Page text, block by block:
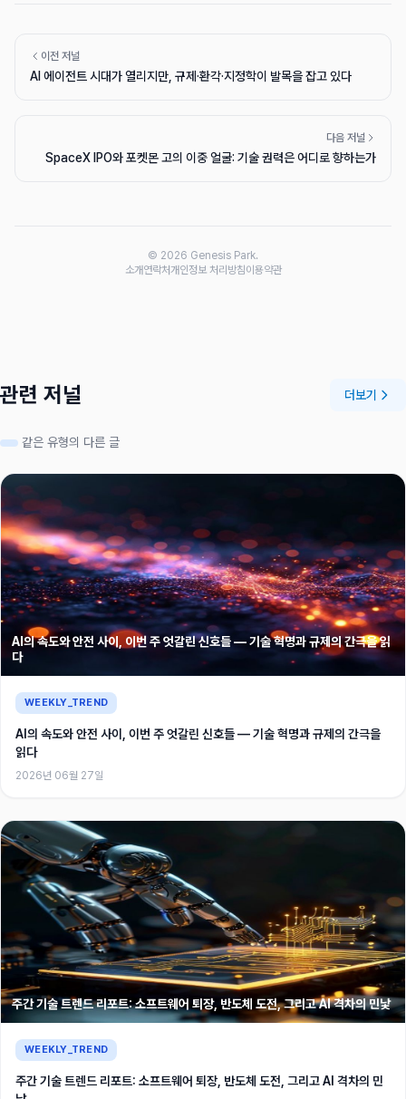
이전 저널
AI 에이전트 시대가 열리지만, 규제·환각·지정학이 발목을 잡고 있다
다음 저널
SpaceX IPO와 포켓몬 고의 이중 얼굴: 기술 권력은 어디로 향하는가
© 2026 Genesis Park.
소개연락처개인정보 처리방침이용약관
관련 저널 더보기
같은 유형의 다른 글
AI의 속도와 안전 사이, 이번 주 엇갈린 신호들 — 기술 혁명과 규제의 간극을 읽
다
WEEKLY_TREND
AI의 속도와 안전 사이, 이번 주 엇갈린 신호들 — 기술 혁명과 규제의 간극을
읽다
2026년 06월 27일
주간 기술 트렌드 리포트: 소프트웨어 퇴장, 반도체 도전, 그리고 AI 격차의 민낯
WEEKLY_TREND
주간 기술 트렌드 리포트: 소프트웨어 퇴장, 반도체 도전, 그리고 AI 격차의 민